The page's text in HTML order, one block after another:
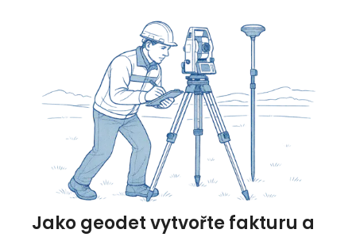
Jako geodet vytvořte fakturu a